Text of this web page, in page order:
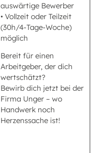
auswärtige Bewerber
• Vollzeit oder Teilzeit
(30h/4-Tage-Woche)
möglich
Bereit für einen
Arbeitgeber, der dich
wertschätzt?
Bewirb dich jetzt bei der
Firma Unger – wo
Handwerk noch
Herzenssache ist!